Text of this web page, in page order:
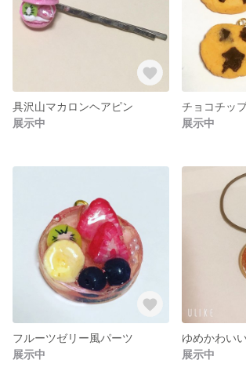
具沢山マカロンヘアピン
展示中
チョコチッ
展示中
フルーツゼリー風パーツ
展示中
展示中